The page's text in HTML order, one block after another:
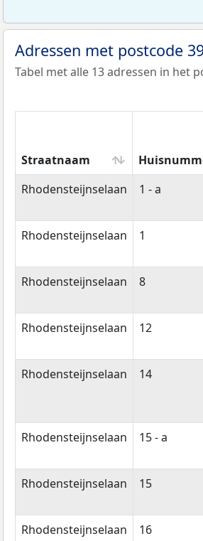
Adressen met postcode
Tabel met alle 13 adressen in het
Straatnaam
Straatnaam
Rhodensteijnselaan 1 - a
Rhodensteijnselaan 1
Rhodensteijnselaan 8
Rhodensteijnselaan 12
Rhodensteijnselaan 14
Rhodensteijnselaan 15 - a
Rhodensteijnselaan 15
Rhodensteijnselaan 16